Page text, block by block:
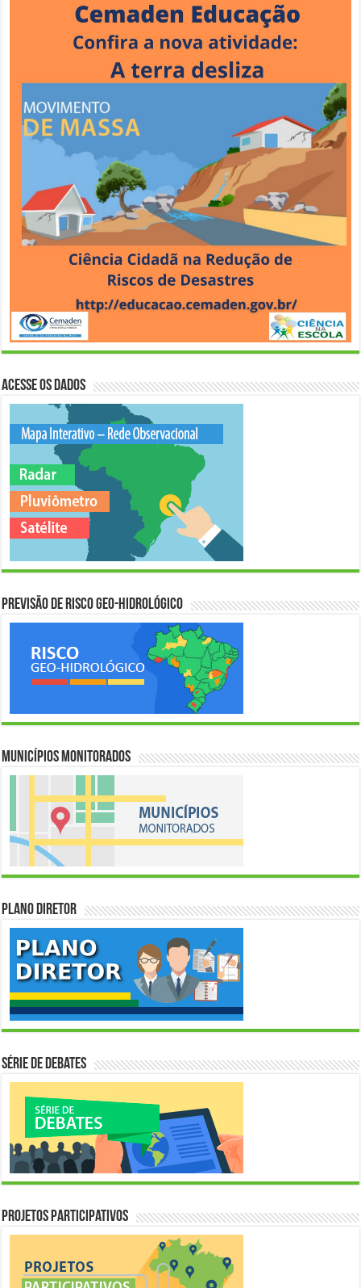
Acesse os Dados
Previsão de Risco Geo-Hidrológico
Municípios Monitorados
Plano Diretor
Série de Debates
Projetos Participativos